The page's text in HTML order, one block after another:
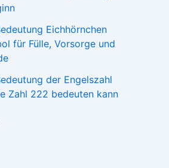
Eichhörnchen
für Fülle, Vorsorge und
der Engelszahl
Zahl 222 bedeuten kann